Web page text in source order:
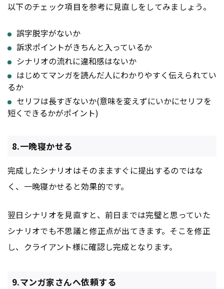
以下のチェック項目を参考に見直しをしてみましょう。
誤字脱字がないか
訴求ポイントがきちんと入っているか
シナリオの流れに違和感はないか
はじめてマンガを読んだ人にわかりやすく伝えられてい
るか
セリフは長すぎないか(意味を変えずにいかにセリフを
短くできるかがポイント)
8.一晩寝かせる
完成したシナリオはそのまますぐに提出するのではな
く、一晩寝かせると効果的です。
翌日シナリオを見直すと、前日までは完璧と思っていた
シナリオでも不思議と修正点が出てきます。そこを修正
し、クライアント様に確認し完成となります。
9.マンガ家さんへ依頼する